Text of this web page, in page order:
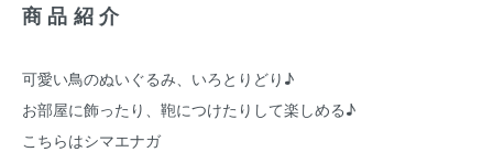
商品紹介
可愛い鳥のぬいぐるみ、いろとりどり♪
お部屋に飾ったり、鞄につけたりして楽しめる♪
こちらはシマエナガ